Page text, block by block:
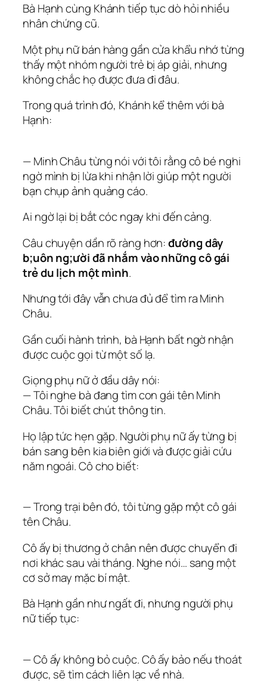
Bà Hạnh cùng Khánh tiếp tục dò hỏi nhiều
nhân chứng cũ.
Một phụ nữ bán hàng gần cửa khẩu nhớ từng
thấy một nhóm người trẻ bị áp giải, nhưng
không chắc họ được đưa đi đâu.
Trong quá trình đó, Khánh kể thêm với bà
Hạnh:
— Minh Châu từng nói với tôi rằng cô bé nghi
ngờ mình bị lừa khi nhận lời giúp một người
bạn chụp ảnh quảng cáo.
Ai ngờ lại bị bắt cóc ngay khi đến cảng.
Câu chuyện dần rõ ràng hơn:đường dây
b;uôn ng;ười đã nhắm vào những cô gái
trẻ du lịch một mình.
Nhưng tới đây vẫn chưa đủ để tìm ra Minh
Châu.
Gần cuối hành trình, bà Hạnh bất ngờ nhận
được cuộc gọi từ một số lạ.
Giọng phụ nữ ở đầu dây nói:
— Tôi nghe bà đang tìm con gái tên Minh
Châu. Tôi biết chút thông tin.
Họ lập tức hẹn gặp. Người phụ nữ ấy từng bị
bán sang bên kia biên giới và được giải cứu
năm ngoái. Cô cho biết:
— Trong trại bên đó, tôi từng gặp một cô gái
tên Châu.
Cô ấy bị thương ở chân nên được chuyển đi
nơi khác sau vài tháng. Nghe nói… sang một
cơ sở may mặc bí mật.
Bà Hạnh gần như ngất đi, nhưng người phụ
nữ tiếp tục:
— Cô ấy không bỏ cuộc. Cô ấy bảo nếu thoát
được, sẽ tìm cách liên lạc về nhà.